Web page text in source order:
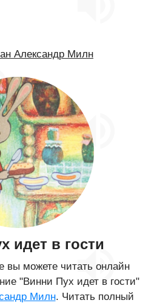
Александр Милн
идет в гости
вы можете читать онлайн
"Винни Пух идет в гости"
Милн. Читать полный